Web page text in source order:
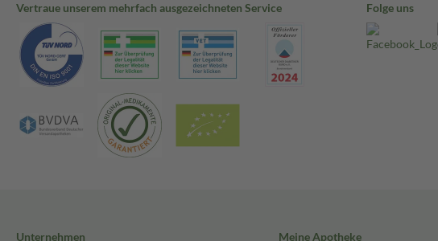
Vertraue unserem mehrfach ausgezeichneten Service Folge uns
Unternehmen
Meine Apotheke